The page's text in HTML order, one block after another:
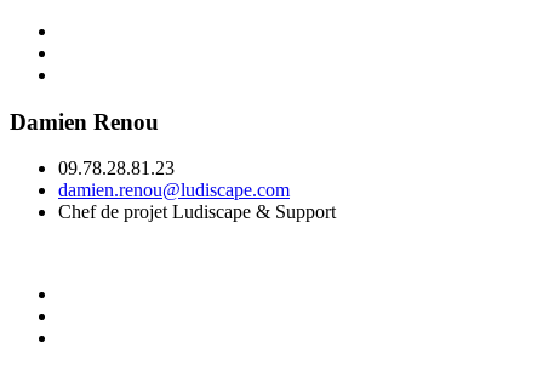
Damien Renou
09.78.28.81.23
damien.renou@ludiscape.com
Chef de projet Ludiscape & Support